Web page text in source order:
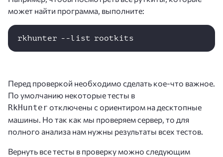
может найти программа, выполните:
rkhunter --list rootkits
Перед проверкой необходимо сделать кое-что важное.
По умолчанию некоторые тесты в
RkHunter отключены с ориентиром на десктопные
машины. Но так как мы проверяем сервер, то для
полного анализа нам нужны результаты всех тестов.
Вернуть все тесты в проверку можно следующим